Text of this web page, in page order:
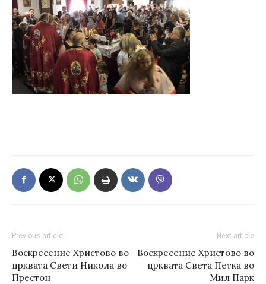
Previous article
Воскресение Христово во
црквата Свети Никола во
Престон
Next article
Воскресение Христово во
црквата Света Петка во
Мил Парк